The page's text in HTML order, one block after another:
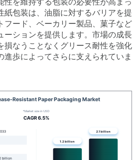
紙包装は、油脂に対するバリアを提
フード、ベーカリー製品、菓子など
ーションを提供します。市場の成長
損なうことなくグリース耐性を強化
進歩によってさらに支えられていま